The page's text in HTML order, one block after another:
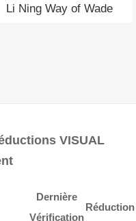
Li Ning Way of Wade
VISUAL
Dernière
Vérification
Réduction